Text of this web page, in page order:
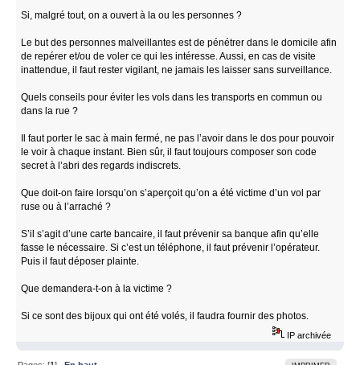
Si, malgré tout, on a ouvert à la ou les personnes ?
Le but des personnes malveillantes est de pénétrer dans le domicile afin
de repérer et/ou de voler ce qui les intéresse. Aussi, en cas de visite
inattendue, il faut rester vigilant, ne jamais les laisser sans surveillance.
Quels conseils pour éviter les vols dans les transports en commun ou
dans la rue ?
Il faut porter le sac à main fermé, ne pas l’avoir dans le dos pour pouvoir
le voir à chaque instant. Bien sûr, il faut toujours composer son code
secret à l’abri des regards indiscrets.
Que doit-on faire lorsqu’on s’aperçoit qu’on a été victime d’un vol par
ruse ou à l’arraché ?
S’il s’agit d’une carte bancaire, il faut prévenir sa banque afin qu’elle
fasse le nécessaire. Si c’est un téléphone, il faut prévenir l’opérateur.
Puis il faut déposer plainte.
Que demandera-t-on à la victime ?
Si ce sont des bijoux qui ont été volés, il faudra fournir des photos.
IP archivée